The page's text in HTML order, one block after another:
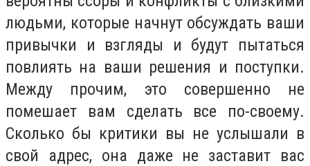
людьми, которые начнут обсуждать ваши
привычки и взгляды и будут пытаться
повлиять на ваши решения и поступки.
Между прочим, это совершенно не
помешает вам сделать все по-своему.
Сколько бы критики вы не услышали в
свой адрес, она даже не заставит вас